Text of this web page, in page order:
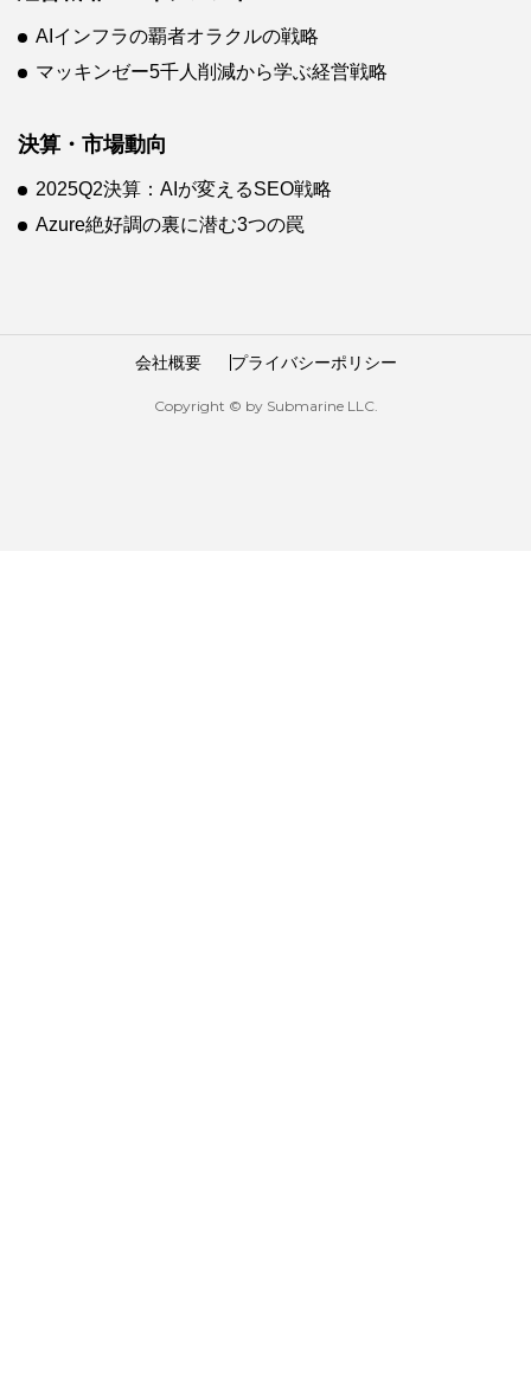
AIインフラの覇者オラクルの戦略
マッキンゼー5千人削減から学ぶ経営戦略
決算・市場動向
2025Q2決算：AIが変えるSEO戦略
Azure絶好調の裏に潜む3つの罠
会社概要 プライバシーポリシー
Copyright © by Submarine LLC.